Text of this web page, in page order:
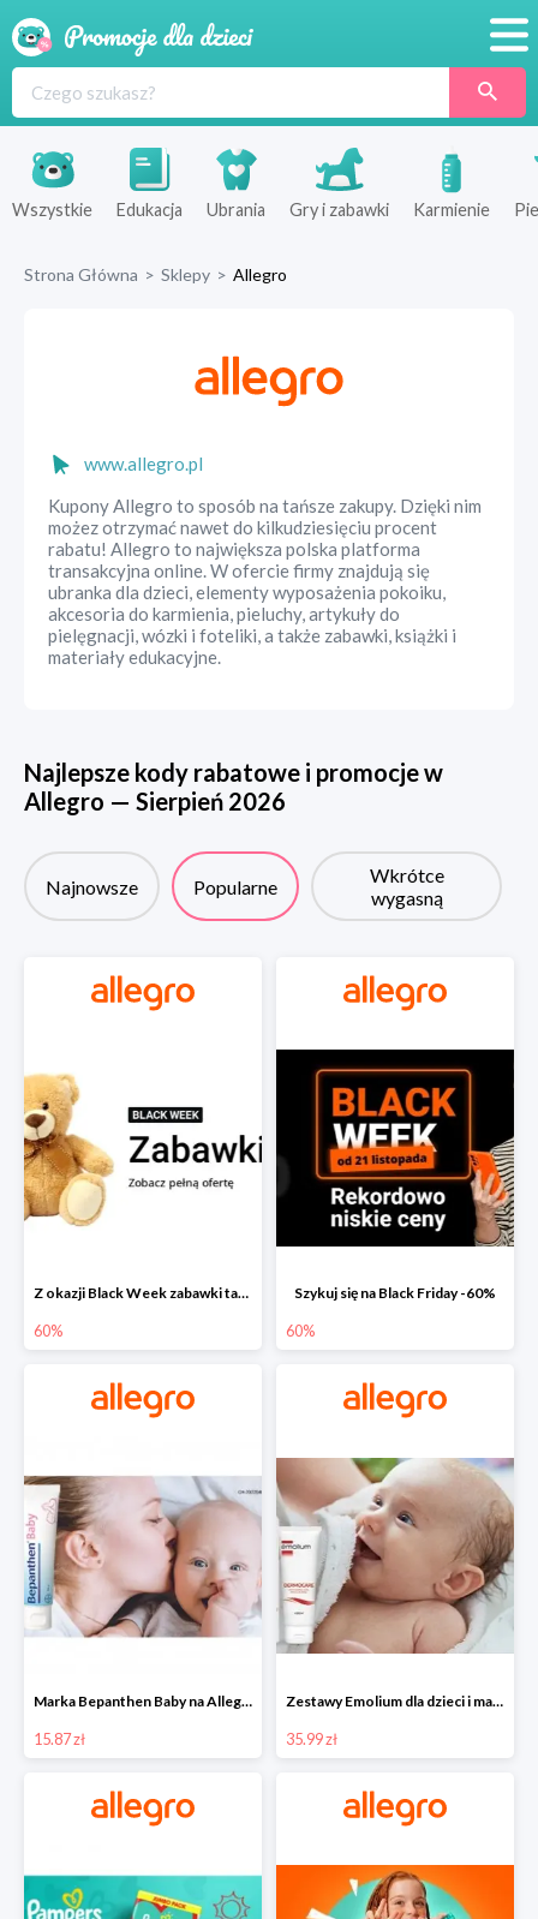
Produkty
Sklepy
Wszystkie Edukacja Ubrania Gry i zabawki Karmienie
Strona Główna > Sklepy > Allegro
www.allegro.pl
Kupony Allegro to sposób na tańsze zakupy. Dzięki nim
możez otrzymać nawet do kilkudziesięciu procent
rabatu! Allegro to największa polska platforma
transakcyjna online. W ofercie firmy znajdują się
ubranka dla dzieci, elementy wyposażenia pokoiku,
akcesoria do karmienia, pieluchy, artykuły do
pielęgnacji, wózki i foteliki, a także zabawki, książki i
materiały edukacyjne.
Najlepsze kody rabatowe i promocje w
Allegro — Sierpień 2026
Najnowsze Popularne
Wkrótce
wygasną
Z okazji Black Week zabawki taniej na allegro.pl
60%
Szykuj się na Black Friday -60%
60%
Marka Bepanthen Baby na Allegro od 15,87 zł!
15.87 zł
Zestawy Emolium dla dzieci i mam na Allegro od 35,99 zł
35.99 zł